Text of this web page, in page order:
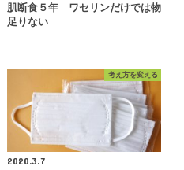
肌断食５年 ワセリンだけでは物
足りない
考え方を変える
2020.3.7